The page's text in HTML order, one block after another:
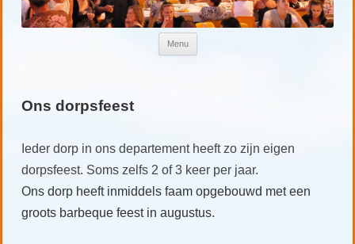
Menu
Ons dorpsfeest
Ieder dorp in ons departement heeft zo zijn eigen
dorpsfeest. Soms zelfs 2 of 3 keer per jaar.
Ons dorp heeft inmiddels faam opgebouwd met een
groots barbeque feest in augustus.